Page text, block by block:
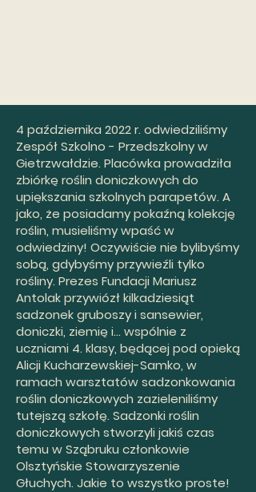
4 października 2022 r. odwiedziliśmy
Zespół Szkolno - Przedszkolny w
Gietrzwałdzie. Placówka prowadziła
zbiórkę roślin doniczkowych do
upiększania szkolnych parapetów. A
jako, że posiadamy pokaźną kolekcję
roślin, musieliśmy wpaść w
odwiedziny! Oczywiście nie bylibyśmy
sobą, gdybyśmy przywieźli tylko
rośliny. Prezes Fundacji Mariusz
Antolak przywiózł kilkadziesiąt
sadzonek gruboszy i sansewier,
doniczki, ziemię i… wspólnie z
uczniami 4. klasy, będącej pod opieką
Alicji Kucharzewskiej-Samko, w
ramach warsztatów sadzonkowania
roślin doniczkowych zazieleniliśmy
tutejszą szkołę. Sadzonki roślin
doniczkowych stworzyli jakiś czas
temu w Sząbruku członkowie
Olsztyńskie Stowarzyszenie
Głuchych. Jakie to wszystko proste!